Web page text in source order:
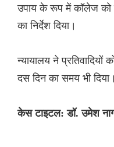
उपाय के रूप में कॉलेज को
का निर्देश दिया।
न्यायालय ने
दस दिन का समय भी दिया।
केस टाइटल: डॉ. उमेश